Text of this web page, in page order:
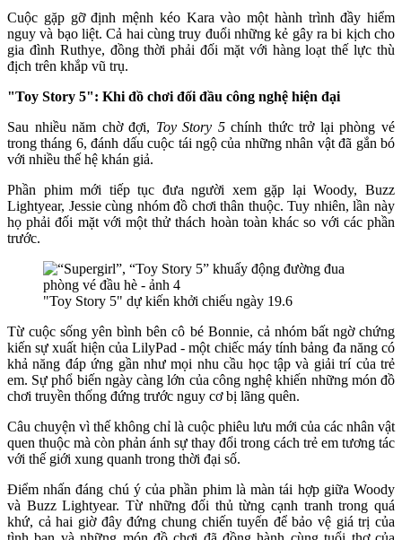
Cuộc gặp gỡ định mệnh kéo Kara vào một hành trình đầy hiểm
nguy và bạo liệt. Cả hai cùng truy đuổi những kẻ gây ra bi kịch cho
gia đình Ruthye, đồng thời phải đối mặt với hàng loạt thế lực thù
địch trên khắp vũ trụ.
"Toy Story 5": Khi đồ chơi đối đầu công nghệ hiện đại
Sau nhiều năm chờ đợi, Toy Story 5chính thức trở lại phòng vé
trong tháng 6, đánh dấu cuộc tái ngộ của những nhân vật đã gắn bó
với nhiều thế hệ khán giả.
Phần phim mới tiếp tục đưa người xem gặp lại Woody, Buzz
Lightyear, Jessie cùng nhóm đồ chơi thân thuộc. Tuy nhiên, lần này
họ phải đối mặt với một thử thách hoàn toàn khác so với các phần
trước.
"Toy Story 5" dự kiến khởi chiếu ngày 19.6
Từ cuộc sống yên bình bên cô bé Bonnie, cả nhóm bất ngờ chứng
kiến sự xuất hiện của LilyPad - một chiếc máy tính bảng đa năng có
khả năng đáp ứng gần như mọi nhu cầu học tập và giải trí của trẻ
em. Sự phổ biến ngày càng lớn của công nghệ khiến những món đồ
chơi truyền thống đứng trước nguy cơ bị lãng quên.
Câu chuyện vì thế không chỉ là cuộc phiêu lưu mới của các nhân vật
quen thuộc mà còn phản ánh sự thay đổi trong cách trẻ em tương tác
với thế giới xung quanh trong thời đại số.
Điểm nhấn đáng chú ý của phần phim là màn tái hợp giữa Woody
và Buzz Lightyear. Từ những đối thủ từng cạnh tranh trong quá
khứ, cả hai giờ đây đứng chung chiến tuyến để bảo vệ giá trị của